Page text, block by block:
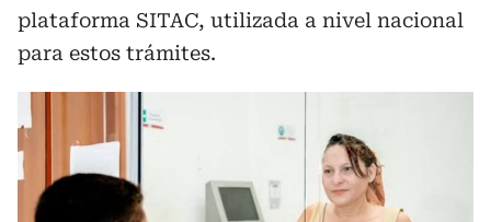
plataforma SITAC, utilizada a nivel nacional
para estos trámites.